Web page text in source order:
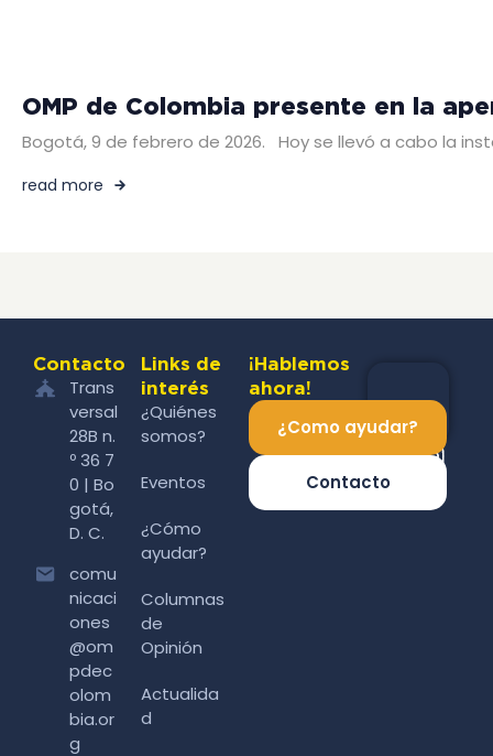
OMP de Colombia presente en la
Bogotá, 9 de febrero de 2026. Hoy se llevó a cabo la
read more
Contacto
Trans
versal
28B n.
º 36 7
0 | Bo
gotá,
D. C.
comu
nicaci
ones
@om
pdec
olom
bia.or
g
Links de
interés
¿Quiénes
somos?
Eventos
¿Cómo
ayudar?
Columnas
de
Opinión
Actualida
d
¡Hablemos
ahora!
¿Como ayudar?
Contacto